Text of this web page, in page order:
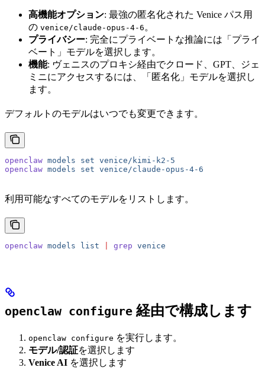
高機能オプション: 最強の匿名化された Venice パス用
の venice/claude-opus-4-6 。
プライバシー: 完全にプライベートな推論には「プライ
ベート」モデルを選択します。
機能: ヴェニスのプロキシ経由でクロード、GPT、ジェ
ミニにアクセスするには、「匿名化」モデルを選択し
ます。
デフォルトのモデルはいつでも変更できます。
openclaw models set venice/kimi-k2-5
openclaw models set venice/claude-opus-4-6
利用可能なすべてのモデルをリストします。
openclaw models list grep venice
openclaw configure 経由で構成します
openclaw configure を実行します。
モデル/認証を選択します
Venice AI を選択します